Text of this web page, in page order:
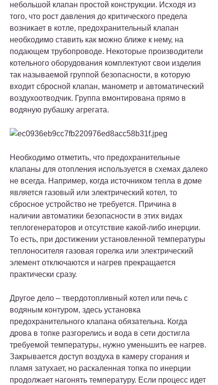
небольшой клапан простой конструкции. Исходя из
того, что рост давления до критического предела
возникает в котле, предохранительный клапан
необходимо ставить как можно ближе к нему, на
подающем трубопроводе. Некоторые производители
котельного оборудования комплектуют свои изделия
так называемой группой безопасности, в которую
входит сбросной клапан, манометр и автоматический
воздухоотводчик. Группа вмонтирована прямо в
водяную рубашку агрегата.
Необходимо отметить, что предохранительные
клапаны для отопления используется в схемах далеко
не всегда. Например, когда источником тепла в доме
является газовый или электрический котел, то
сбросное устройство не требуется. Причина в
наличии автоматики безопасности в этих видах
теплогенераторов и отсутствие какой-либо инерции.
То есть, при достижении установленной температуры
теплоносителя газовая горелка или электрический
элемент отключаются и нагрев прекращается
практически сразу.
Другое дело – твердотопливный котел или печь с
водяным контуром, здесь установка
предохранительного клапана обязательна. Когда
дрова в топке разгорелись и вода в сети достигла
требуемой температуры, нужно уменьшить ее нагрев.
Закрывается доступ воздуха в камеру сгорания и
пламя затухает, но раскаленная топка по инерции
продолжает нагонять температуру. Если процесс идет